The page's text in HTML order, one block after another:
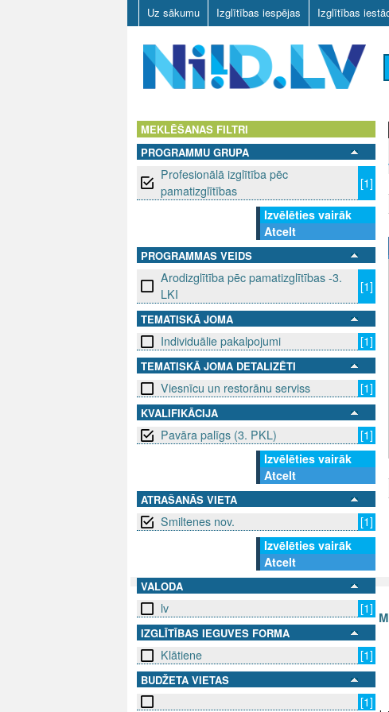
Uz sākumu Izglītības iespējas Izglītības
D
L
MEKLĒŠANAS FILTRI
PROGRAMMU GRUPA
Profesionālā izglītība pēc
pamatizglītības
[1]
Izvēlēties vairāk
Atcelt
PROGRAMMAS VEIDS
Arodizglītība pēc pamatizglītības -3.
LKI
[1]
TEMATISKĀ JOMA
Individuālie pakalpojumi [1]
TEMATISKĀ JOMA DETALIZĒTI
Viesnīcu un restorānu serviss [1]
KVALIFIKĀCIJA
Pavāra palīgs (3. PKL)
[1]
Izvēlēties vairāk
Atcelt
ATRAŠANĀS VIETA
Smiltenes nov.
[1]
Izvēlēties vairāk
Atcelt
VALODA
lv [1]
IZGLĪTĪBAS IEGUVES FORMA
Klātiene [1]
BUDŽETA VIETAS
[1]
SEKO MUMS SAZINIES AR
info@niid.lv